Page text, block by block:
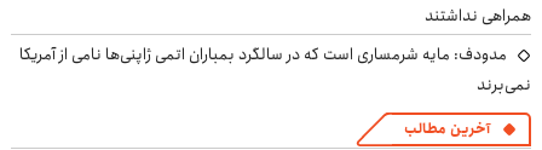
همراهی نداشتند
مدودف: مایه شرمساری است که در سالگرد بمباران اتمی ژاپنی‌ها نامی از آمریکا
نمی‌برند
آخرین مطالب